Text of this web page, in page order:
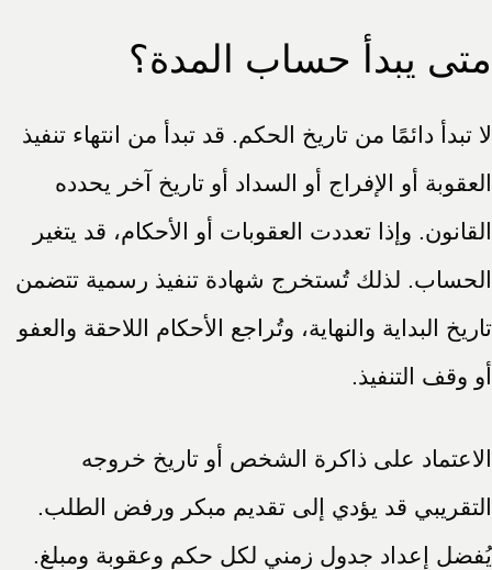
متى يبدأ حساب المدة؟
لا تبدأ دائمًا من تاريخ الحكم. قد تبدأ من انتهاء تنفيذ
العقوبة أو الإفراج أو السداد أو تاريخ آخر يحدده
القانون. وإذا تعددت العقوبات أو الأحكام، قد يتغير
الحساب. لذلك تُستخرج شهادة تنفيذ رسمية تتضمن
تاريخ البداية والنهاية، وتُراجع الأحكام اللاحقة والعفو
أو وقف التنفيذ.
الاعتماد على ذاكرة الشخص أو تاريخ خروجه
التقريبي قد يؤدي إلى تقديم مبكر ورفض الطلب.
يُفضل إعداد جدول زمني لكل حكم وعقوبة ومبلغ.